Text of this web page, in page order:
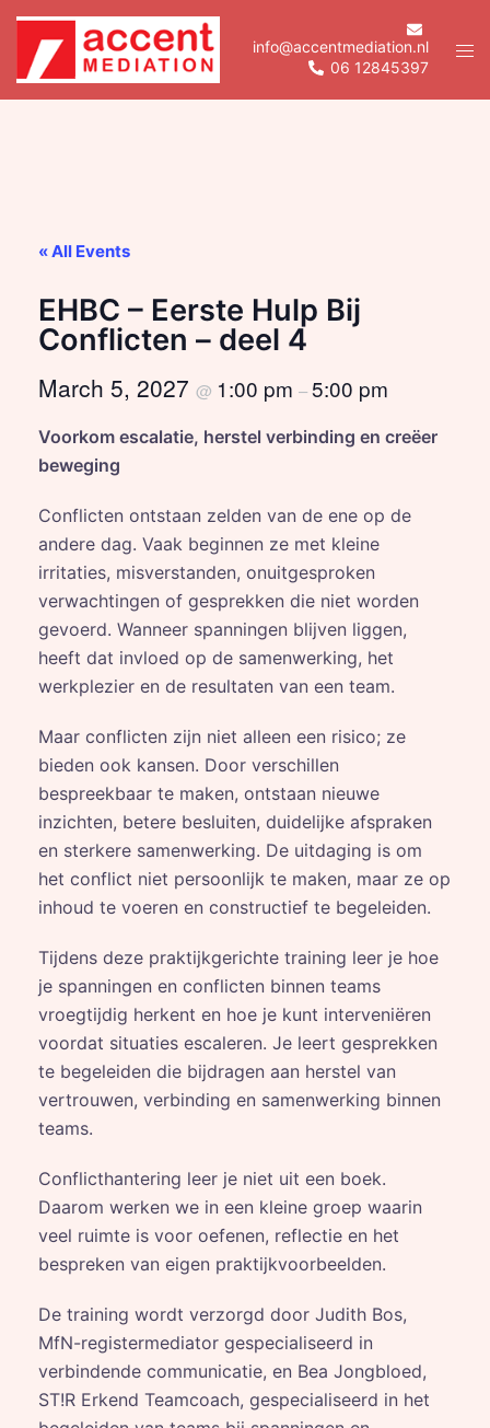
Skip
content
info@accentmediation.nl
06 12845397
« All Events
EHBC – Eerste Hulp Bij
Conflicten – deel 4
March 5, 2027 @ 1:00 pm –5:00 pm
Voorkom escalatie, herstel verbinding en creëer
beweging
Conflicten ontstaan zelden van de ene op de
andere dag. Vaak beginnen ze met kleine
irritaties, misverstanden, onuitgesproken
verwachtingen of gesprekken die niet worden
gevoerd. Wanneer spanningen blijven liggen,
heeft dat invloed op de samenwerking, het
werkplezier en de resultaten van een team.
Maar conflicten zijn niet alleen een risico; ze
bieden ook kansen. Door verschillen
bespreekbaar te maken, ontstaan nieuwe
inzichten, betere besluiten, duidelijke afspraken
en sterkere samenwerking. De uitdaging is om
het conflict niet persoonlijk te maken, maar ze op
inhoud te voeren en constructief te begeleiden.
Tijdens deze praktijkgerichte training leer je hoe
je spanningen en conflicten binnen teams
vroegtijdig herkent en hoe je kunt interveniëren
voordat situaties escaleren. Je leert gesprekken
te begeleiden die bijdragen aan herstel van
vertrouwen, verbinding en samenwerking binnen
teams.
Conflicthantering leer je niet uit een boek.
Daarom werken we in een kleine groep waarin
veel ruimte is voor oefenen, reflectie en het
bespreken van eigen praktijkvoorbeelden.
De training wordt verzorgd door Judith Bos,
MfN-registermediator gespecialiseerd in
verbindende communicatie, en Bea Jongbloed,
ST!R Erkend Teamcoach, gespecialiseerd in het